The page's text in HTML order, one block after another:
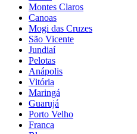
Montes Claros
Canoas
Mogi das Cruzes
São Vicente
Jundiaí
Pelotas
Anápolis
Vitória
Maringá
Guarujá
Porto Velho
Franca